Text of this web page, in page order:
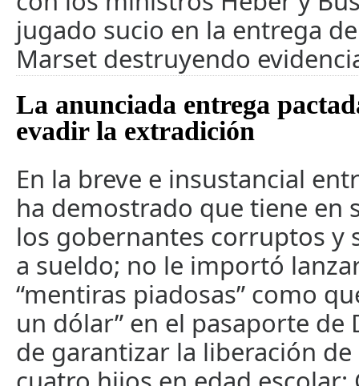
jugado sucio en la entrega
Marset destruyendo
La anunciada entrega
evadir la extradición
En la breve e insustancial
ha demostrado que tiene en
los gobernantes corruptos y
a sueldo; no le importó
“mentiras piadosas” como
un dólar” en el pasaporte de
de garantizar la liberación